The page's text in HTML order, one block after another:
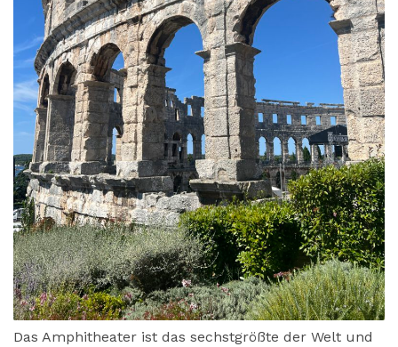
Das Amphitheater ist das sechstgrößte der Welt und